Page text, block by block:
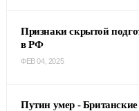
Признаки скрытой
в РФ
ФЕВ 04, 2025
Путин умер -